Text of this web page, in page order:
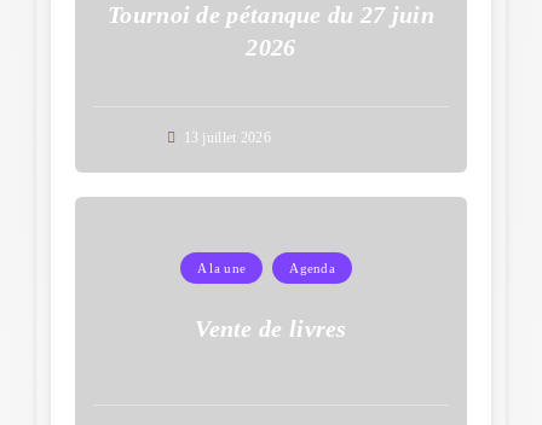
Tournoi de pétanque du 27 juin
2026
13 juillet 2026
A la une Agenda
Vente de livres